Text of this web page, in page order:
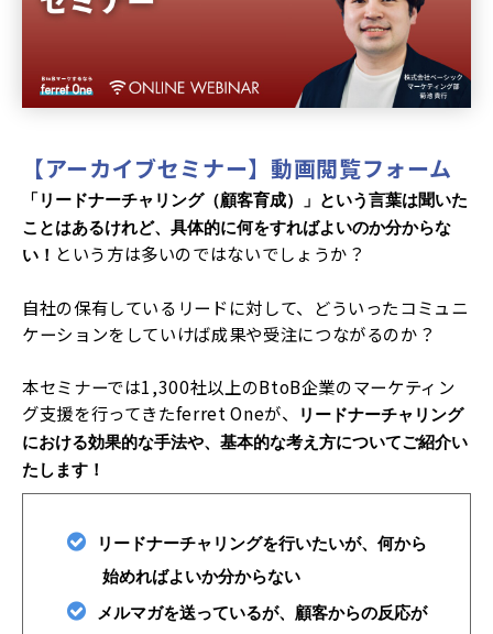
【アーカイブセミナー】動画閲覧フォーム
「リードナーチャリング（顧客育成）」という言葉は聞いた
ことはあるけれど、具体的に何をすればよいのか分からな
い！ という方は多いのではないでしょうか？
自社の保有しているリードに対して、どういったコミュニ
ケーションをしていけば成果や受注につながるのか？
本セミナーでは1,300社以上のBtoB企業のマーケティン
グ支援を行ってきたferret Oneが、
リードナーチャリング
における効果的な手法や、基本的な考え方についてご紹介い
たします！
リードナーチャリングを行いたいが、何から
始めればよいか分からない
メルマガを送っているが、顧客からの反応が